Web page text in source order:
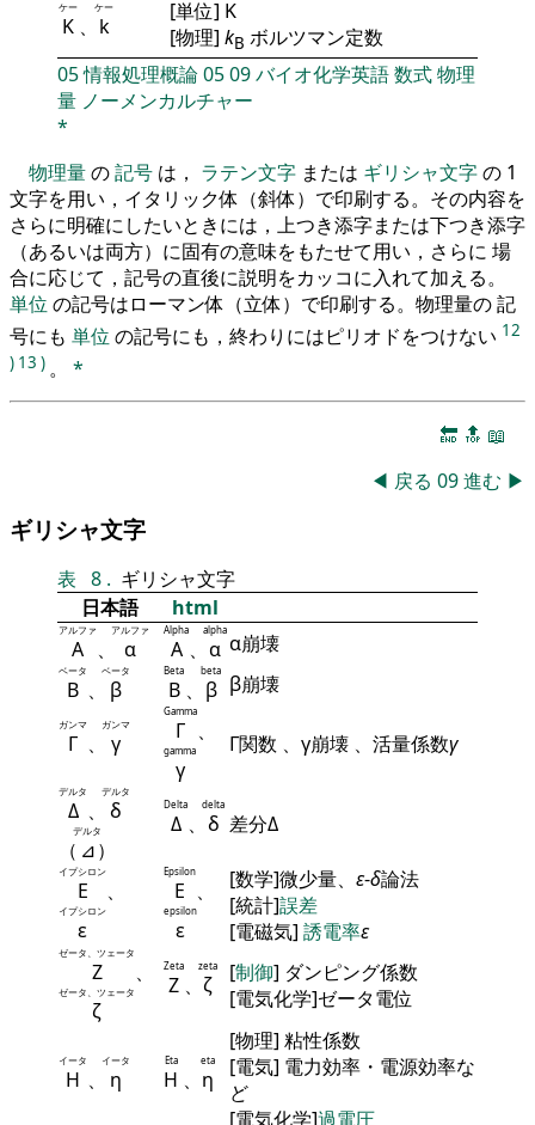
K
ケー
、 k
ケー
[単位] K
[物理] kB ボルツマン定数
05情報処理概論0509バイオ化学英語数式物理
量 ノーメンカルチャー
*
物理量の記号 は， ラテン文字 または ギリシャ文字の 1
文字を用い，イタリック体（斜体）で印刷する。その内容を
さらに明確にしたいときには，上つき添字または下つき添字
（あるいは両方）に固有の意味をもたせて用い，さらに 場
合に応じて，記号の直後に説明をカッコに入れて加える。
単位 の記号はローマン体（立体）で印刷する。物理量の 記
号にも 単位 の記号にも，終わりにはピリオドをつけない 12
) 13 ) 。 *
🔚 🔝 📖
◀ 戻る 09進む ▶
ギリシャ文字
表 8 . ギリシャ文字
日本語
html
Α
アルファ
、 α
アルファ
Α
Alpha
、 α
alpha
α崩壊
Β
ベータ
、 β
ベータ
Β
Beta
、 β
beta
β崩壊
Γ
ガンマ
、 γ
ガンマ Γ
Gamma
、
γ
gamma Γ関数 、γ崩壊 、活量係数γ
Δ
デルタ
、 δ
デルタ
（ ⊿
デルタ
）
Δ
Delta
、 δ
delta
差分Δ
Ε
イプシロン
、
ε
イプシロン
Ε
Epsilon
、
ε
epsilon
[数学]微少量、 ε-δ論法
[統計]誤差
[電磁気] 誘電率ε
Ζ
ゼータ、ツェータ
、
ζ
ゼータ、ツェータ Ζ
Zeta
、 ζ
zeta [制御] ダンピング係数
[電気化学]ゼータ電位
Η
イータ
、 η
イータ
Η
Eta
、 η
eta
[物理] 粘性係数
[電気] 電力効率・電源効率な
ど
[電気化学]過電圧